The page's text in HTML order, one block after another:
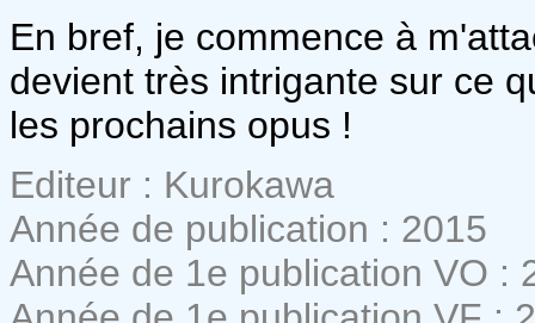
En bref, je commence à
devient très intrigante sur ce
les prochains opus !
Editeur : Kurokawa
Année de publication : 2015
Année de 1e publication VO :